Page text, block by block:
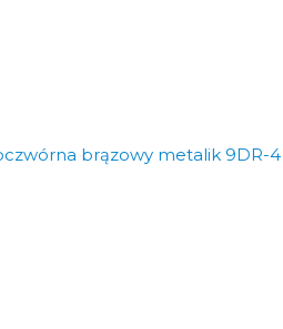
brązowy metalik 9DR-4